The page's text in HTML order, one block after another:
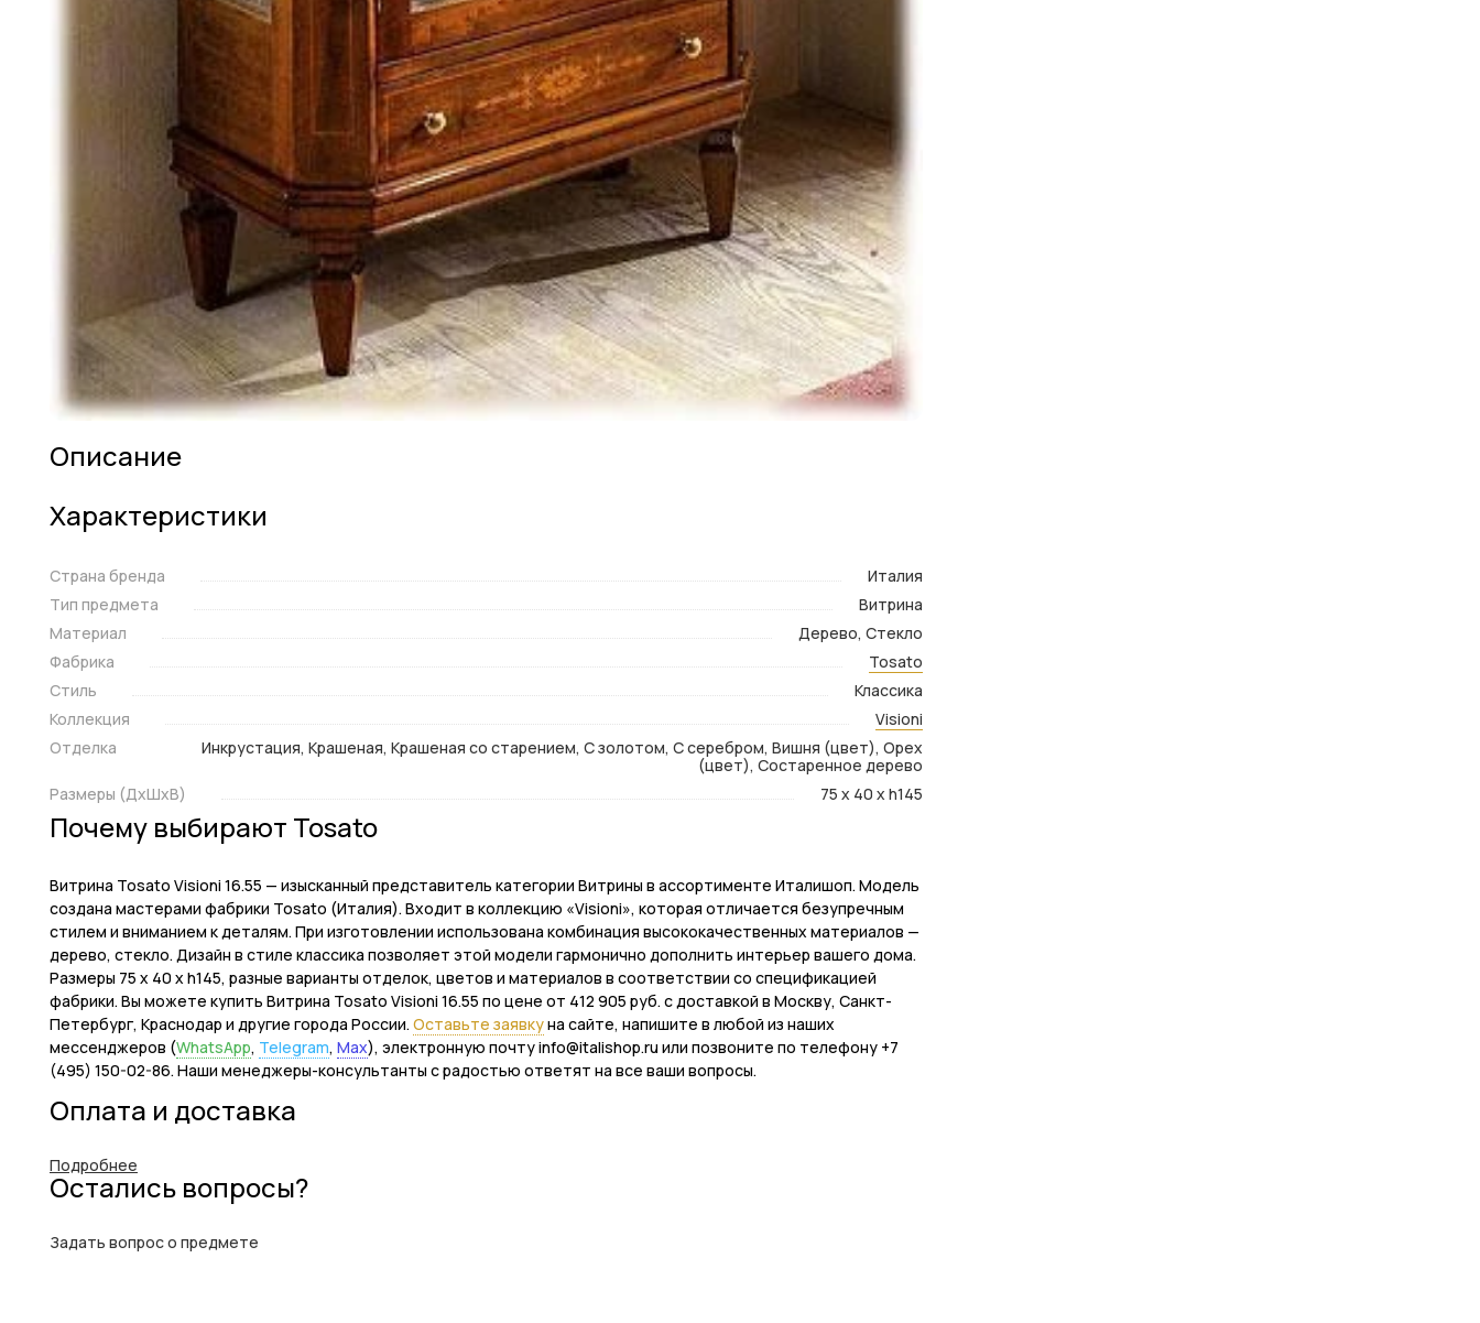
Описание
Характеристики
Страна бренда
Италия
Тип предмета
Витрина
Материал
Дерево, Стекло
Фабрика
Tosato
Стиль
Классика
Коллекция
Visioni
Отделка
Инкрустация, Крашеная, Крашеная со старением, С золотом, С серебром, Вишня (цвет), Орех
(цвет), Состаренное дерево
Размеры (ДxШxВ)
75 x 40 x h145
Почему выбирают Tosato
Витрина Tosato Visioni 16.55 — изысканный представитель категории Витрины в ассортименте Италишоп. Модель
создана мастерами фабрики Tosato (Италия). Входит в коллекцию «Visioni», которая отличается безупречным
стилем и вниманием к деталям. При изготовлении использована комбинация высококачественных материалов —
дерево, стекло. Дизайн в стиле классика позволяет этой модели гармонично дополнить интерьер вашего дома.
Размеры 75 x 40 x h145, разные варианты отделок, цветов и материалов в соответствии со спецификацией
фабрики. Вы можете купить Витрина Tosato Visioni 16.55 по цене от 412 905 руб. с доставкой в Москву, Санкт-
Петербург, Краснодар и другие города России. Оставьте заявкуна сайте, напишите в любой из наших
мессенджеров (WhatsApp, Telegram, Max), электронную почту info@italishop.ru или позвоните по телефону +7
(495) 150-02-86. Наши менеджеры-консультанты с радостью ответят на все ваши вопросы.
Оплата и доставка
Подробнее
Остались вопросы?
Задать вопрос о предмете